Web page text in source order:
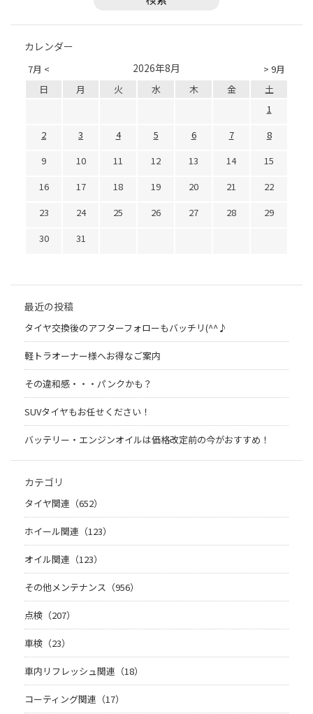
カレンダー
7月 < > 9月
2026年8月
日 月 火 水 木 金
土
1
2
3 4 5 6 7
8
9
10 11 12 13 14
15
16
17 18 19 20 21
22
23
24 25 26 27 28
29
30
31
最近の投稿
タイヤ交換後のアフターフォローもバッチリ(^^♪
軽トラオーナー様へお得なご案内
その違和感・・・パンクかも？
SUVタイヤもお任せください！
バッテリー・エンジンオイルは価格改定前の今がおすすめ！
カテゴリ
タイヤ関連（652）
ホイール関連（123）
オイル関連（123）
その他メンテナンス（956）
点検（207）
車検（23）
車内リフレッシュ関連（18）
コーティング関連（17）